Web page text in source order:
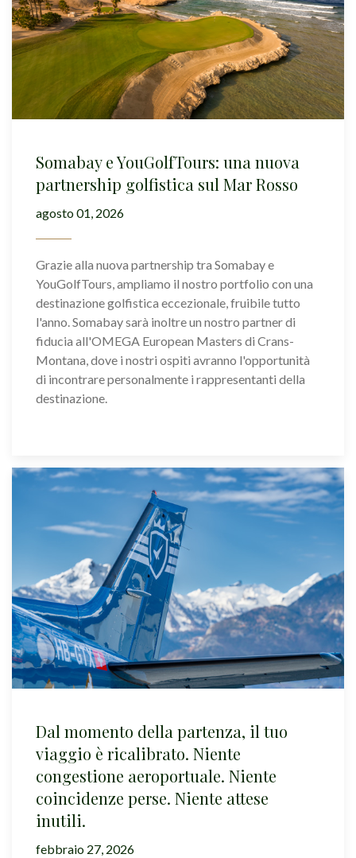
Somabay e YouGolfTours: una nuova
partnership golfistica sul Mar Rosso
agosto 01, 2026
Grazie alla nuova partnership tra Somabay e
YouGolfTours, ampliamo il nostro portfolio con una
destinazione golfistica eccezionale, fruibile tutto
l'anno. Somabay sarà inoltre un nostro partner di
fiducia all'OMEGA European Masters di Crans-
Montana, dove i nostri ospiti avranno l'opportunità
di incontrare personalmente i rappresentanti della
destinazione.
Dal momento della partenza, il tuo
viaggio è ricalibrato. Niente
congestione aeroportuale. Niente
coincidenze perse. Niente attese
inutili.
febbraio 27, 2026